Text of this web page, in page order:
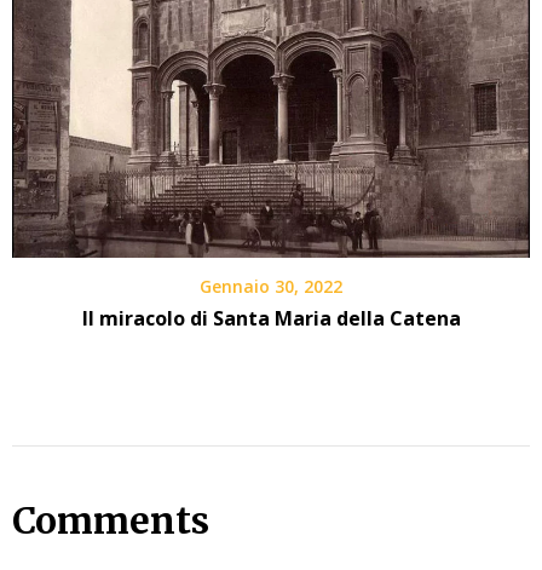
Gennaio 30, 2022
Il miracolo di Santa Maria della Catena
Comments